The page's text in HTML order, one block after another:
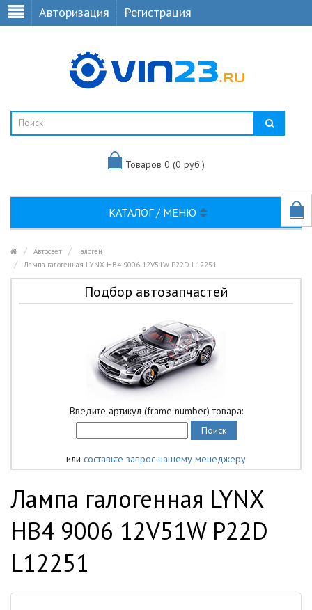
Авторизация Регистрация
Товаров 0 (0 руб.)
КАТАЛОГ / МЕНЮ
Автосвет
Галоген
Лампа галогенная LYNX HB4 9006 12V51W P22D L12251
Подбор автозапчастей
Введите артикул (frame number) товара:
или составьте запрос нашему менеджеру
Лампа галогенная LYNX
HB4 9006 12V51W P22D
L12251